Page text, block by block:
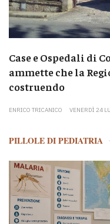
Case e Ospedali di
ammette che la
costruendo
ENRICO TRICANICO VENERDÌ 24
PILLOLE DI PEDIATRIA